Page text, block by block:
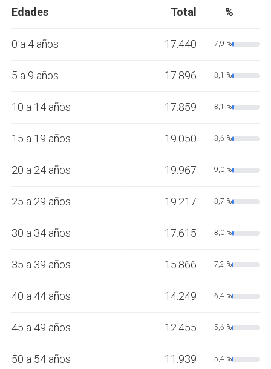
Edades Total %
0 a 4 años 17.440 7,9 %
5 a 9 años 17.896 8,1 %
10 a 14 años 17.859 8,1 %
15 a 19 años 19.050 8,6 %
20 a 24 años 19.967 9,0 %
25 a 29 años 19.217 8,7 %
30 a 34 años 17.615 8,0 %
35 a 39 años 15.866 7,2 %
40 a 44 años 14.249 6,4 %
45 a 49 años 12.455 5,6 %
50 a 54 años 11.939 5,4 %